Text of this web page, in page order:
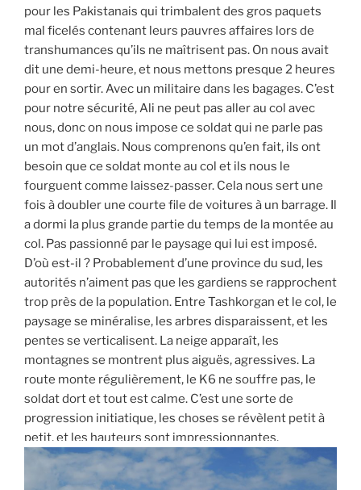
pour les Pakistanais qui trimbalent des gros paquets
mal ficelés contenant leurs pauvres affaires lors de
transhumances qu’ils ne maîtrisent pas. On nous avait
dit une demi-heure, et nous mettons presque 2 heures
pour en sortir. Avec un militaire dans les bagages. C’est
pour notre sécurité, Ali ne peut pas aller au col avec
nous, donc on nous impose ce soldat qui ne parle pas
un mot d’anglais. Nous comprenons qu’en fait, ils ont
besoin que ce soldat monte au col et ils nous le
fourguent comme laissez-passer. Cela nous sert une
fois à doubler une courte file de voitures à un barrage. Il
a dormi la plus grande partie du temps de la montée au
col. Pas passionné par le paysage qui lui est imposé.
D’où est-il ? Probablement d’une province du sud, les
autorités n’aiment pas que les gardiens se rapprochent
trop près de la population. Entre Tashkorgan et le col, le
paysage se minéralise, les arbres disparaissent, et les
pentes se verticalisent. La neige apparaît, les
montagnes se montrent plus aiguës, agressives. La
route monte régulièrement, le K6 ne souffre pas, le
soldat dort et tout est calme. C’est une sorte de
progression initiatique, les choses se révèlent petit à
petit, et les hauteurs sont impressionnantes.